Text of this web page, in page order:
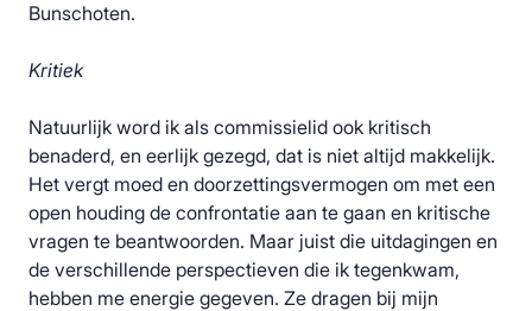
Bunschoten.
Kritiek
Natuurlijk word ik als commissielid ook kritisch
benaderd, en eerlijk gezegd, dat is niet altijd makkelijk.
Het vergt moed en doorzettingsvermogen om met een
open houding de confrontatie aan te gaan en kritische
vragen te beantwoorden. Maar juist die uitdagingen en
de verschillende perspectieven die ik tegenkwam,
hebben me energie gegeven. Ze dragen bij mijn